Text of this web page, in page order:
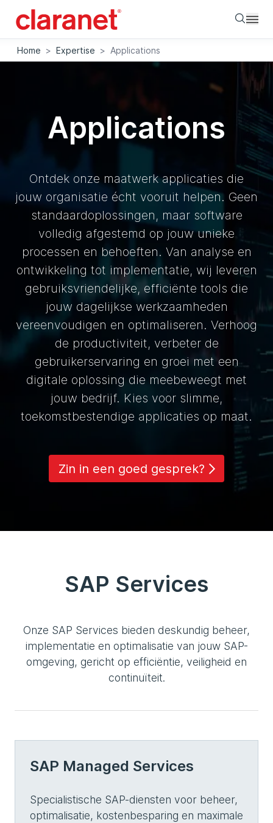
Home > Expertise > Applications
Applications
Ontdek onze maatwerk applicaties die
jouw organisatie écht vooruit helpen. Geen
standaardoplossingen, maar software
volledig afgestemd op jouw unieke
processen en behoeften. Van analyse en
ontwikkeling tot implementatie, wij leveren
gebruiksvriendelijke, efficiënte tools die
jouw dagelijkse werkzaamheden
vereenvoudigen en optimaliseren. Verhoog
de productiviteit, verbeter de
gebruikerservaring en groei met een
digitale oplossing die meebeweegt met
jouw bedrijf. Kies voor slimme,
toekomstbestendige applicaties op maat.
Zin in een goed gesprek?
SAP Services
Onze SAP Services bieden deskundig beheer,
implementatie en optimalisatie van jouw SAP-
omgeving, gericht op efficiëntie, veiligheid en
continuïteit.
SAP Managed Services
Specialistische SAP-diensten voor beheer,
optimalisatie, kostenbesparing en maximale